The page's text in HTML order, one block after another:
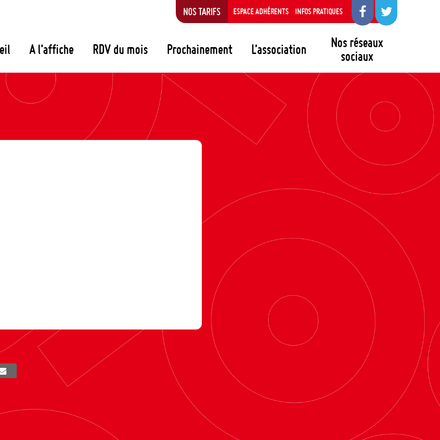
A l’affiche RDV du mois Prochainement L’association
Nos réseaux
sociaux
NOS TARIFS ESPACE ADHÉRENTS INFOS PRATIQUES